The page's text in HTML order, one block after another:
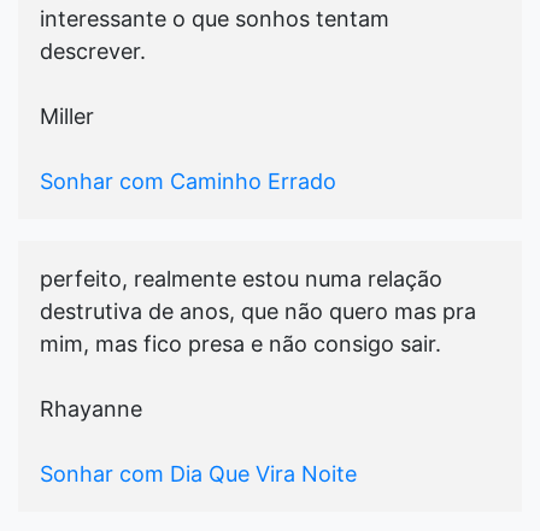
interessante o que sonhos tentam
descrever.
Miller
Sonhar com Caminho Errado
perfeito, realmente estou numa relação
destrutiva de anos, que não quero mas pra
mim, mas fico presa e não consigo sair.
Rhayanne
Sonhar com Dia Que Vira Noite